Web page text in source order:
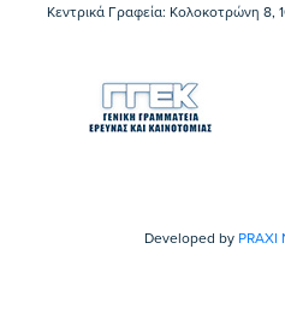
Κεντρικά Γραφεία: Kολοκοτρώνη 8,
Developed by PRAXI